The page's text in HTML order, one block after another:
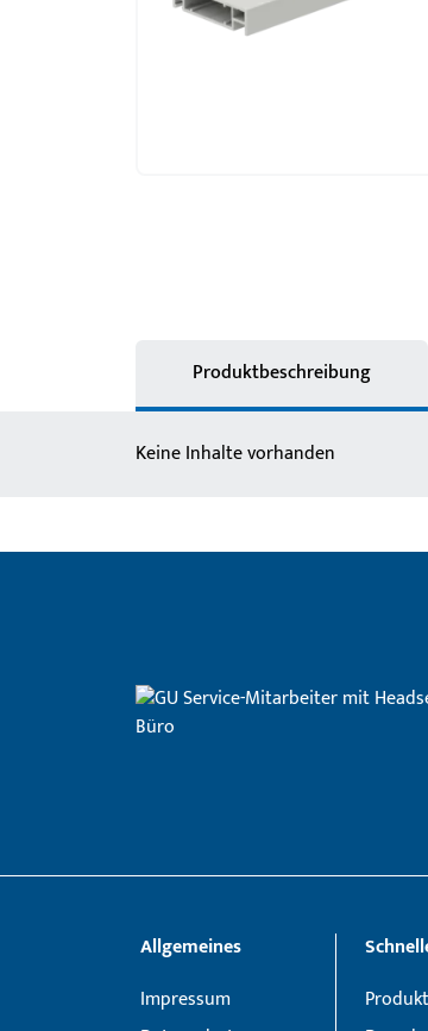
Produktbeschreibung
Keine Inhalte vorhanden
Allgemeines
Impressum